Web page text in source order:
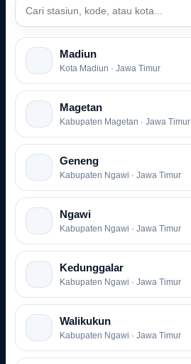
Madiun
Kota Madiun · Jawa Timur
Magetan
Kabupaten Magetan · Jawa Timur
Geneng
Kabupaten Ngawi · Jawa Timur
Ngawi
Kabupaten Ngawi · Jawa Timur
Kedunggalar
Kabupaten Ngawi · Jawa Timur
Walikukun
Kabupaten Ngawi · Jawa Timur